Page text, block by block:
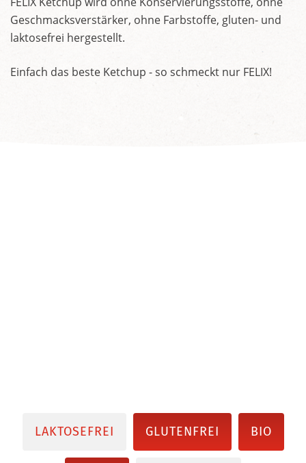
Geschmacksverstärker, ohne Farbstoffe, gluten- und
laktosefrei hergestellt.
Einfach das beste Ketchup - so schmeckt nur FELIX!
LAKTOSEFREI GLUTENFREI BIO